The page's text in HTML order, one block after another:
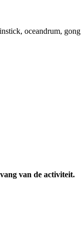
oceandrum, gong
van de activiteit.